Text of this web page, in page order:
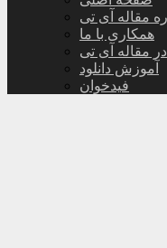
مقاله آی تی
همکاری با ما
در مقاله آی تی
آموزش دانلود
فیدخوان